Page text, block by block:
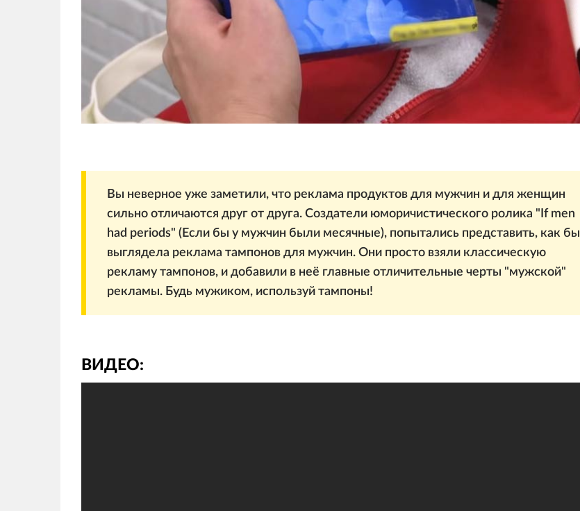
Вы неверное уже заметили, что реклама продуктов для мужчин и для женщин
сильно отличаются друг от друга. Создатели юморичистического ролика "If men
had periods" (Если бы у мужчин были месячные), попытались представить, как бы
выглядела реклама тампонов для мужчин. Они просто взяли классическую
рекламу тампонов, и добавили в неё главные отличительные черты "мужской"
рекламы. Будь мужиком, используй тампоны!
ВИДЕО: